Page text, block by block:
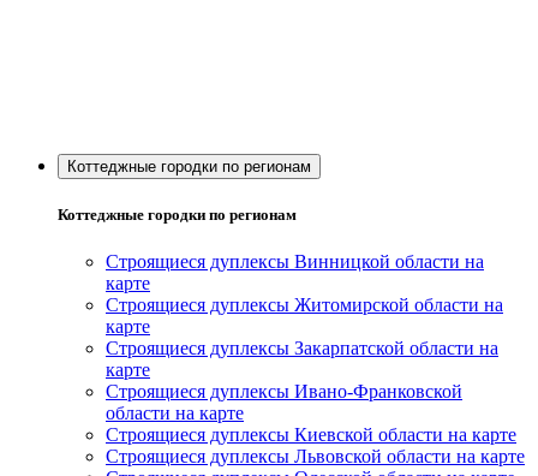
Коттеджные городки по регионам
Коттеджные городки по регионам
Строящиеся дуплексы Винницкой области на
карте
Строящиеся дуплексы Житомирской области на
карте
Строящиеся дуплексы Закарпатской области на
карте
Строящиеся дуплексы Ивано-Франковской
области на карте
Строящиеся дуплексы Киевской области на карте
Строящиеся дуплексы Львовской области на карте